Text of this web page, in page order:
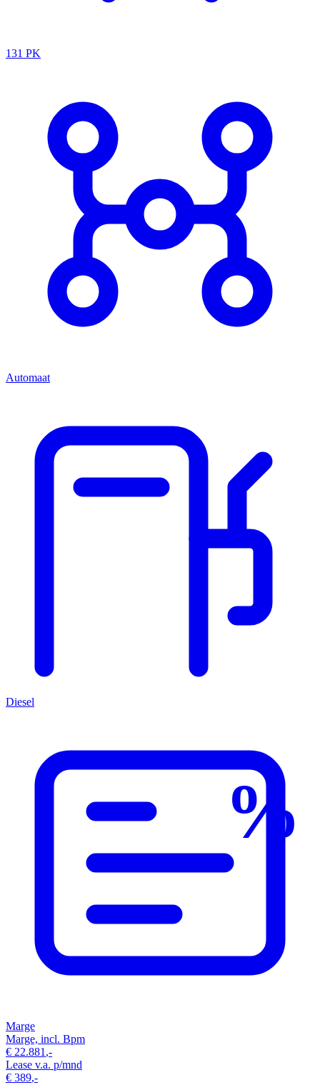
131 PK
Automaat
Diesel
%
Marge
Marge, incl. Bpm
€ 22.881 ,-
Lease v.a. p/mnd
€ 389,-